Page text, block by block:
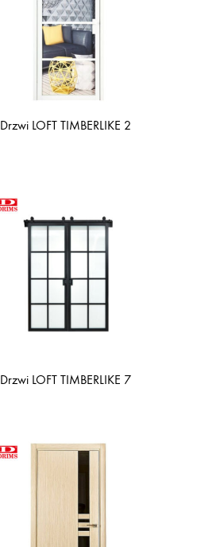
Drzwi LOFT TIMBERLIKE 2
Drzwi LOFT TIMBERLIKE 7